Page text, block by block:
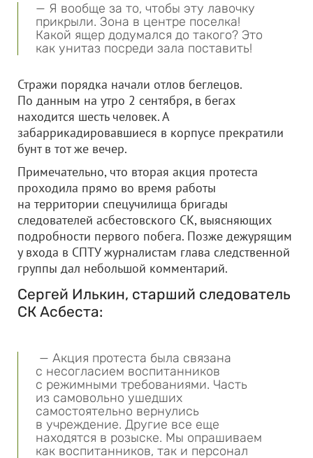
— Я вообще за то, чтобы эту лавочку
прикрыли. Зона в центре поселка!
Какой ящер додумался до такого? Это
как унитаз посреди зала поставить!
Стражи порядка начали отлов беглецов.
По данным на утро 2 сентября, в бегах
находится шесть человек. А
забаррикадировавшиеся в корпусе прекратили
бунт в тот же вечер.
Примечательно, что вторая акция протеста
проходила прямо во время работы
на территории спецучилища бригады
следователей асбестовского СК, выясняющих
подробности первого побега. Позже дежурящим
у входа в СПТУ журналистам глава следственной
группы дал небольшой комментарий.
Сергей Илькин, старший следователь
СК Асбеста:
— Акция протеста была связана
с несогласием воспитанников
с режимными требованиями. Часть
из самовольно ушедших
самостоятельно вернулись
в учреждение. Другие все еще
находятся в розыске. Мы опрашиваем
как воспитанников, так и персонал